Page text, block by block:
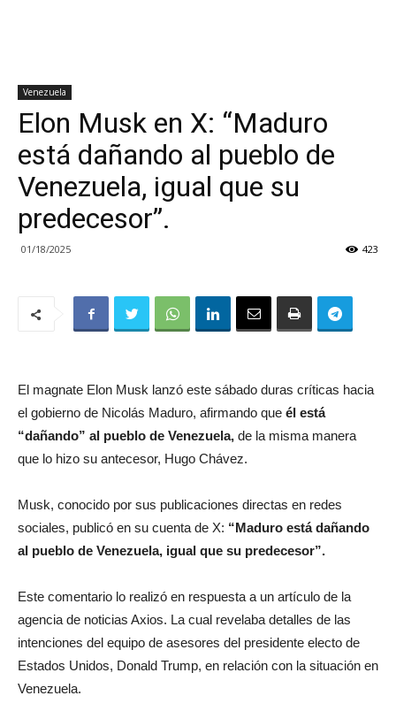
Venezuela
Elon Musk en X: “Maduro
está dañando al pueblo de
Venezuela, igual que su
predecesor”.
01/18/2025 423
El magnate Elon Musk lanzó este sábado duras críticas hacia
el gobierno de Nicolás Maduro, afirmando que él está
“dañando” al pueblo de Venezuela, de la misma manera
que lo hizo su antecesor, Hugo Chávez.
Musk, conocido por sus publicaciones directas en redes
sociales, publicó en su cuenta de X: “Maduro está dañando
al pueblo de Venezuela, igual que su predecesor”.
Este comentario lo realizó en respuesta a un artículo de la
agencia de noticias Axios. La cual revelaba detalles de las
intenciones del equipo de asesores del presidente electo de
Estados Unidos, Donald Trump, en relación con la situación en
Venezuela.